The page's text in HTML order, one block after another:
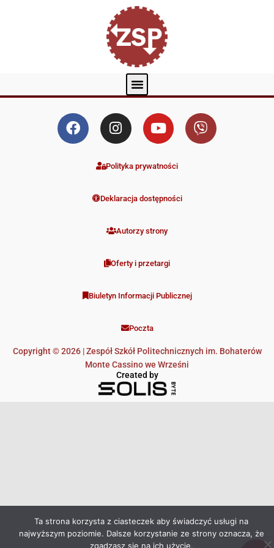
Polityka prywatności
Deklaracja dostępności
Autorzy strony
Oferty i przetargi
Biuletyn Informacji Publicznej
Poczta
Copyright © 2026 | Zespół Szkół Politechnicznych im. Bohaterów
Monte Cassino we Wrześni
Created by
Ta strona korzysta z ciasteczek aby świadczyć usługi na
najwyższym poziomie. Dalsze korzystanie ze strony oznacza, że
zgadzasz się na ich użycie.